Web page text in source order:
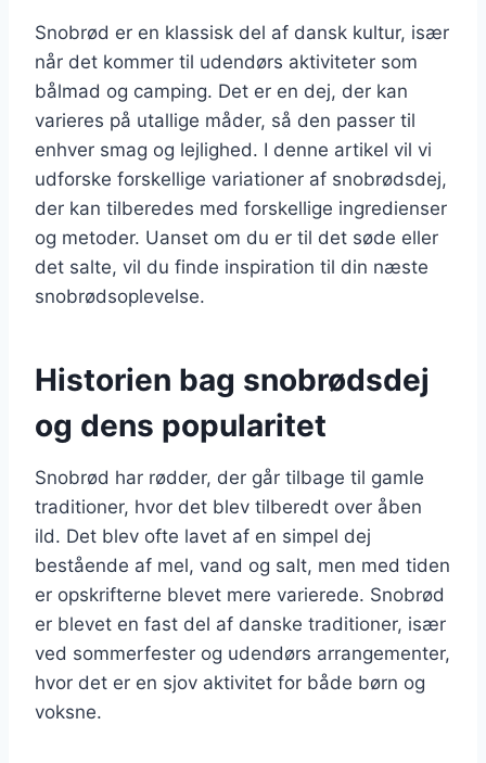
Snobrød er en klassisk del af dansk kultur, især
når det kommer til udendørs aktiviteter som
bålmad og camping. Det er en dej, der kan
varieres på utallige måder, så den passer til
enhver smag og lejlighed. I denne artikel vil vi
udforske forskellige variationer af snobrødsdej,
der kan tilberedes med forskellige ingredienser
og metoder. Uanset om du er til det søde eller
det salte, vil du finde inspiration til din næste
snobrødsoplevelse.
Historien bag snobrødsdej
og dens popularitet
Snobrød har rødder, der går tilbage til gamle
traditioner, hvor det blev tilberedt over åben
ild. Det blev ofte lavet af en simpel dej
bestående af mel, vand og salt, men med tiden
er opskrifterne blevet mere varierede. Snobrød
er blevet en fast del af danske traditioner, især
ved sommerfester og udendørs arrangementer,
hvor det er en sjov aktivitet for både børn og
voksne.